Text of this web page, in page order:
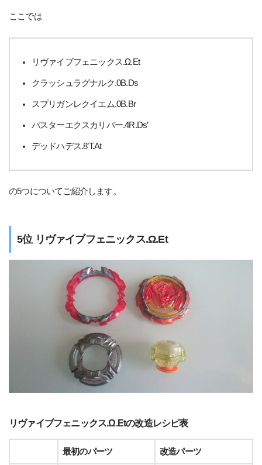
ここでは
リヴァイブフェニックス.Ω.Et
クラッシュラグナルク.0B.Ds
スプリガンレクイエム.0B.Br
バスターエクスカリバー.4R.Ds’
デッドハデス.8’T.At
の5つについてご紹介します。
5位 リヴァイブフェニックス.Ω.Et
リヴァイブフェニックス.Ω.Etの改造レシピ表
最初のパーツ 改造パーツ